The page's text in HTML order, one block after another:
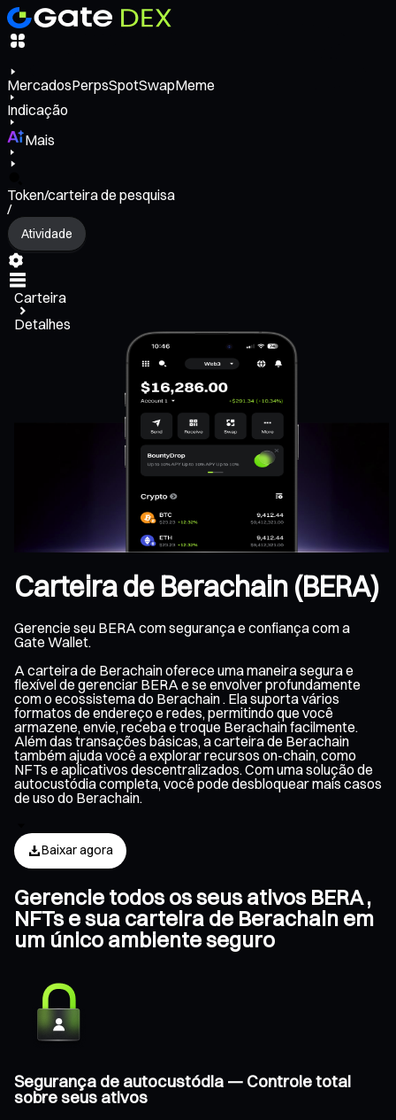
MercadosPerpsSpotSwapMeme
Indicação
Mais
Token/carteira de pesquisa
/
Atividade
Carteira
Detalhes
Carteira de Berachain (BERA)
Gerencie seu BERA com segurança e confiança com a
Gate Wallet.
A carteira de Berachain oferece uma maneira segura e
flexível de gerenciar BERA e se envolver profundamente
com o ecossistema do Berachain . Ela suporta vários
formatos de endereço e redes, permitindo que você
armazene, envie, receba e troque Berachain facilmente.
Além das transações básicas, a carteira de Berachain
também ajuda você a explorar recursos on-chain, como
NFTs e aplicativos descentralizados. Com uma solução de
autocustódia completa, você pode desbloquear mais casos
de uso do Berachain.
Baixar agora
Gerencie todos os seus ativos BERA ,
NFTs e sua carteira de Berachain em
um único ambiente seguro
Segurança de autocustódia — Controle total
sobre seus ativos